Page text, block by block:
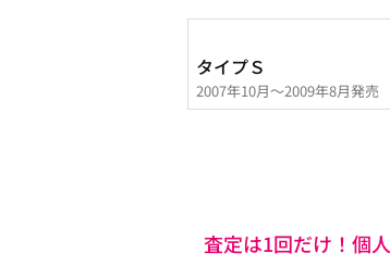
タイプＳ
2007年10月～2009年8月発売
査定は1回だけ！個